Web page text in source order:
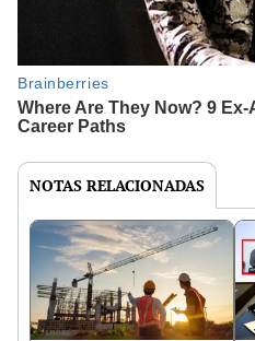
NOTAS RELACIONADAS